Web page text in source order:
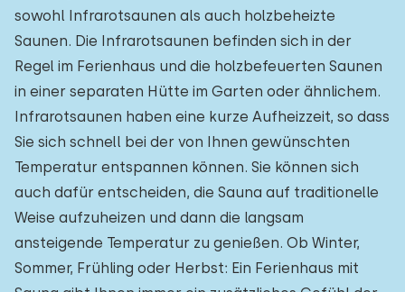
sowohl Infrarotsaunen als auch holzbeheizte
Saunen. Die Infrarotsaunen befinden sich in der
Regel im Ferienhaus und die holzbefeuerten Saunen
in einer separaten Hütte im Garten oder ähnlichem.
Infrarotsaunen haben eine kurze Aufheizzeit, so dass
Sie sich schnell bei der von Ihnen gewünschten
Temperatur entspannen können. Sie können sich
auch dafür entscheiden, die Sauna auf traditionelle
Weise aufzuheizen und dann die langsam
ansteigende Temperatur zu genießen. Ob Winter,
Sommer, Frühling oder Herbst: Ein Ferienhaus mit